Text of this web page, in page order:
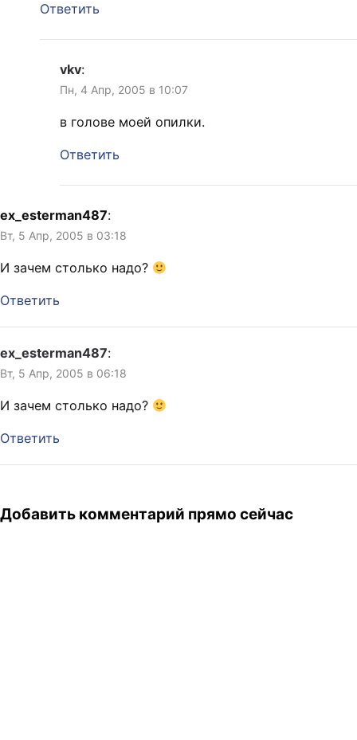
Ответить
vkv:
Пн, 4 Апр, 2005 в 10:07
в голове моей опилки.
Ответить
ex_esterman487:
Вт, 5 Апр, 2005 в 03:18
И зачем столько надо?
Ответить
ex_esterman487:
Вт, 5 Апр, 2005 в 06:18
И зачем столько надо?
Ответить
Добавить комментарий прямо сейчас